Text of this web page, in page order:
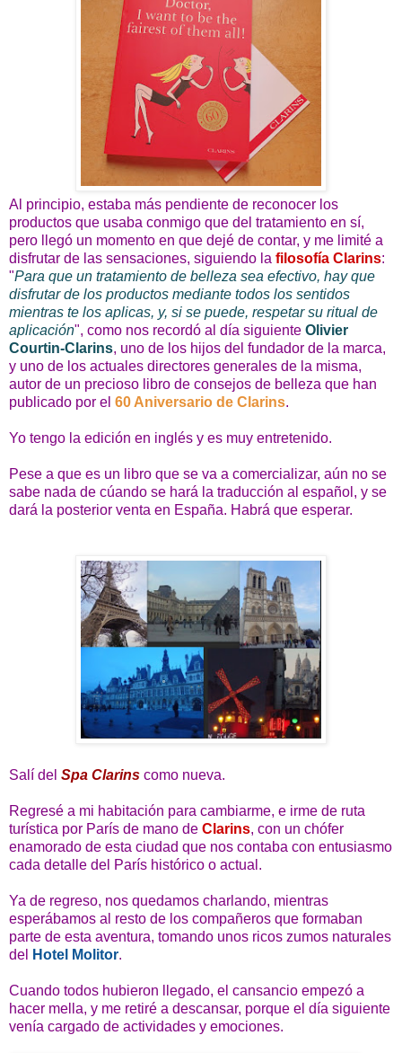
Al principio, estaba más pendiente de reconocer los
productos que usaba conmigo que del tratamiento en sí,
pero llegó un momento en que dejé de contar, y me limité a
disfrutar de las sensaciones, siguiendo la filosofía Clarins:
"Para que un tratamiento de belleza sea efectivo, hay que
disfrutar de los productos mediante todos los sentidos
mientras te los aplicas, y, si se puede, respetar su ritual de
aplicación", como nos recordó al día siguiente Olivier
Courtin-Clarins, uno de los hijos del fundador de la marca,
y uno de los actuales directores generales de la misma,
autor de un precioso libro de consejos de belleza que han
publicado por el 60 Aniversario de Clarins.
Yo tengo la edición en inglés y es muy entretenido.
Pese a que es un libro que se va a comercializar, aún no se
sabe nada de cúando se hará la traducción al español, y se
dará la posterior venta en España. Habrá que esperar.
Salí del Spa Clarins como nueva.
Regresé a mi habitación para cambiarme, e irme de ruta
turística por París de mano de Clarins, con un chófer
enamorado de esta ciudad que nos contaba con entusiasmo
cada detalle del París histórico o actual.
Ya de regreso, nos quedamos charlando, mientras
esperábamos al resto de los compañeros que formaban
parte de esta aventura, tomando unos ricos zumos naturales
del
Hotel Molitor.
Cuando todos hubieron llegado, el cansancio empezó a
hacer mella, y me retiré a descansar, porque el día siguiente
venía cargado de actividades y emociones.